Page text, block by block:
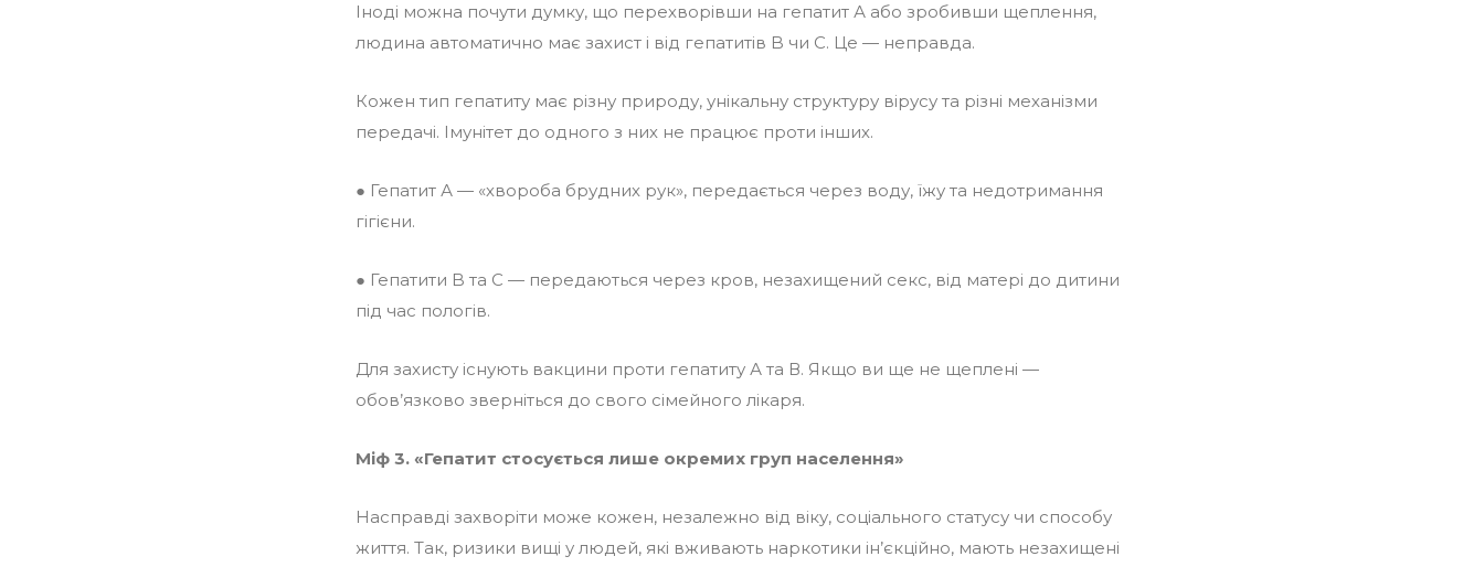
Іноді можна почути думку, що перехворівши на гепатит А або зробивши щеплення,
людина автоматично має захист і від гепатитів B чи С. Це — неправда.
Кожен тип гепатиту має різну природу, унікальну структуру вірусу та різні механізми
передачі. Імунітет до одного з них не працює проти інших.
● Гепатит А — «хвороба брудних рук», передається через воду, їжу та недотримання
гігієни.
● Гепатити B та C — передаються через кров, незахищений секс, від матері до дитини
під час пологів.
Для захисту існують вакцини проти гепатиту А та В. Якщо ви ще не щеплені —
обов’язково зверніться до свого сімейного лікаря.
Міф 3. «Гепатит стосується лише окремих груп населення»
Насправді захворіти може кожен, незалежно від віку, соціального статусу чи способу
життя. Так, ризики вищі у людей, які вживають наркотики ін’єкційно, мають незахищені